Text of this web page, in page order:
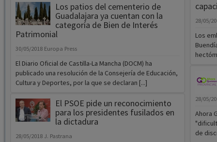
Los patios del cementerio de
Guadalajara ya cuentan con la
categoría de Bien de Interés
Patrimonial
30/05/2018 Europa Press
El Diario Oficial de Castilla-La Mancha (DOCM) ha
publicado una resolución de la Consejería de Educación,
Cultura y Deportes, por la que se declaran [...]
El PSOE pide un reconocimiento
para los presidentes fusilados en
la dictadura
28/05/2018 J. Pastrana
28/05/
Los
28/05/
Ahora
de